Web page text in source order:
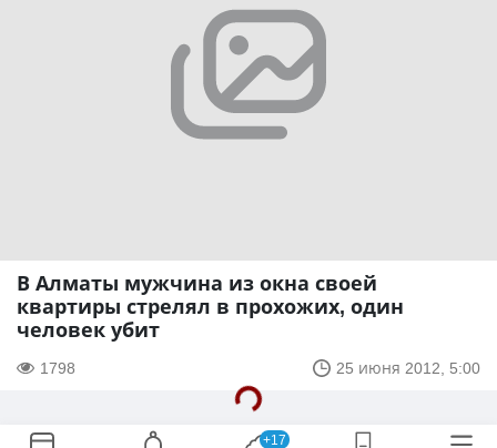
В Алматы мужчина из окна своей
квартиры стрелял в прохожих, один
человек убит
1798 25 июня 2012, 5:00
+17